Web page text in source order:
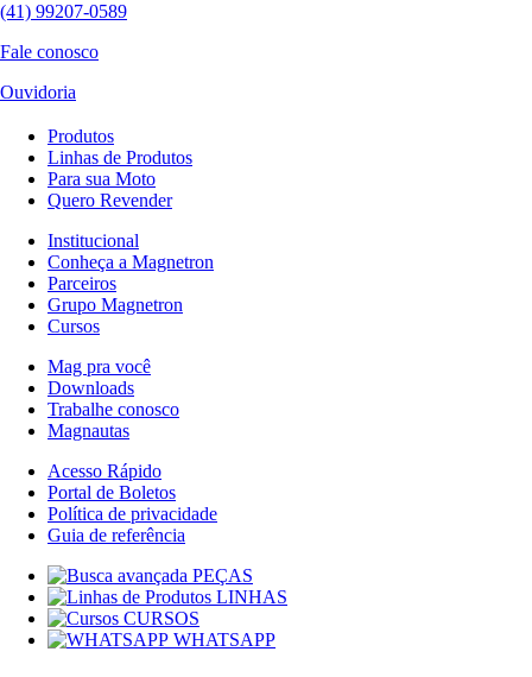
(41) 99207-0589
Fale conosco
Ouvidoria
Produtos
Linhas de Produtos
Para sua Moto
Quero Revender
Institucional
Conheça a Magnetron
Parceiros
Grupo Magnetron
Cursos
Mag pra você
Downloads
Trabalhe conosco
Magnautas
Acesso Rápido
Portal de Boletos
Política de privacidade
Guia de referência
PEÇAS
LINHAS
CURSOS
WHATSAPP